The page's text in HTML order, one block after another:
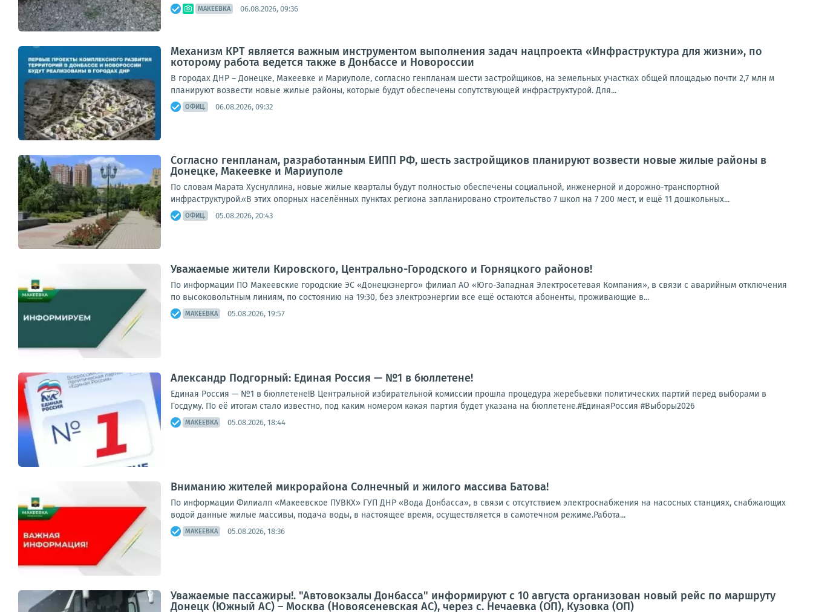
МАКЕЕВКА 06.08.2026, 09:36
Механизм КРТ является важным инструментом выполнения задач нацпроекта «Инфраструктура для жизни», по
которому работа ведется также в Донбассе и Новороссии
В городах ДНР – Донецке, Макеевке и Мариуполе, согласно генпланам шести застройщиков, на земельных участках общей площадью почти 2,7 млн м
планируют возвести новые жилые районы, которые будут обеспечены сопутствующей инфраструктурой. Для...
ОФИЦ. 06.08.2026, 09:32
Согласно генпланам, разработанным ЕИПП РФ, шесть застройщиков планируют возвести новые жилые районы в
Донецке, Макеевке и Мариуполе
По словам Марата Хуснуллина, новые жилые кварталы будут полностью обеспечены социальной, инженерной и дорожно-транспортной
инфраструктурой.«В этих опорных населённых пунктах региона запланировано строительство 7 школ на 7 200 мест, и ещё 11 дошкольных...
ОФИЦ. 05.08.2026, 20:43
Уважаемые жители Кировского, Центрально-Городского и Горняцкого районов!
По информации ПО Макеевские городские ЭС «Донецкэнерго» филиал АО «Юго-Западная Электросетевая Компания», в связи с аварийным отключения
по высоковольтным линиям, по состоянию на 19:30, без электроэнергии все ещё остаются абоненты, проживающие в...
МАКЕЕВКА 05.08.2026, 19:57
Александр Подгорный: Единая Россия — №1 в бюллетене!
Единая Россия — №1 в бюллетене!В Центральной избирательной комиссии прошла процедура жеребьевки политических партий перед выборами в
Госдуму. По её итогам стало известно, под каким номером какая партия будет указана на бюллетене.#ЕдинаяРоссия #Выборы2026
МАКЕЕВКА 05.08.2026, 18:44
Вниманию жителей микрорайона Солнечный и жилого массива Батова!
По информации Филиалп «Макеевское ПУВКХ» ГУП ДНР «Вода Донбасса», в связи с отсутствием электроснабжения на насосных станциях, снабжающих
водой данные жилые массивы, подача воды, в настоящее время, осуществляется в самотечном режиме.Работа...
МАКЕЕВКА 05.08.2026, 18:36
Уважаемые пассажиры!. "Автовокзалы Донбасса" информируют с 10 августа организован новый рейс по маршруту
Донецк (Южный АС) – Москва (Новоясеневская АС), через с. Нечаевка (ОП), Кузовка (ОП)